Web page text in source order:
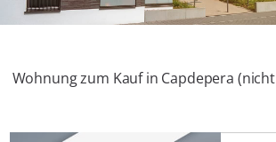
Wohnung zum Kauf in Capdepera